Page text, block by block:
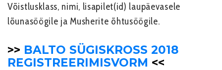
Võistlusklass, nimi, lisapilet(id) laupäevasele
lõunasöögile ja Musherite õhtusöögile.
>> BALTO SÜGISKROSS 2018
REGISTREERIMISVORM <<